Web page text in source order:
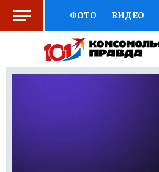
ФОТО ВИДЕО
СОЦПОДДЕРЖКА
ВЫБОР ЭКСПЕРТОВ